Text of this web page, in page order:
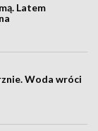
Latem
Woda wróci